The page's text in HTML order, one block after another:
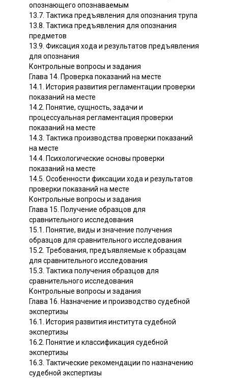
опознающего опознаваемым
13.7. Тактика предъявления для опознания трупа
13.8. Тактика предъявления для опознания
предметов
13.9. Фиксация хода и результатов предъявления
для опознания
Контрольные вопросы и задания
Глава 14. Проверка показаний на месте
14.1. История развития регламентации проверки
показаний на месте
14.2. Понятие, сущность, задачи и
процессуальная регламентация проверки
показаний на месте
14.3. Тактика производства проверки показаний
на месте
14.4. Психологические основы проверки
показаний на месте
14.5. Особенности фиксации хода и результатов
проверки показаний на месте
Контрольные вопросы и задания
Глава 15. Получение образцов для
сравнительного исследования
15.1. Понятие, виды и значение получения
образцов для сравнительного исследования
15.2. Требования, предъявляемые к образцам
для сравнительного исследования
15.3. Тактика получения образцов для
сравнительного исследования
Контрольные вопросы и задания
Глава 16. Назначение и производство судебной
экспертизы
16.1. История развития института судебной
экспертизы
16.2. Понятие и классификация судебной
экспертизы
16.3. Тактические рекомендации по назначению
судебной экспертизы